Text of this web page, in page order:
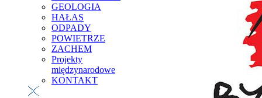
GEOLOGIA
HAŁAS
ODPADY
POWIETRZE
ZACHEM
Projekty
międzynarodowe
KONTAKT